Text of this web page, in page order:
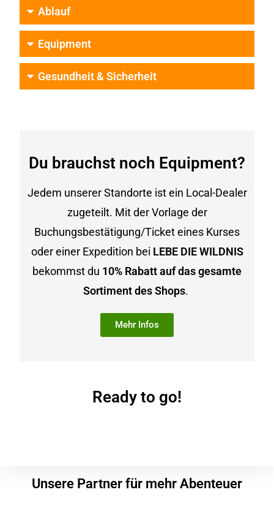
Ablauf
Equipment
Gesundheit & Sicherheit
Du brauchst noch Equipment?
Jedem unserer Standorte ist ein Local-Dealer
zugeteilt. Mit der Vorlage der
Buchungsbestätigung/Ticket eines Kurses
oder einer Expedition bei LEBE DIE WILDNIS
bekommst du 10% Rabatt auf das gesamte
Sortiment des Shops.
Mehr Infos
Ready to go!
Unsere Partner für mehr Abenteuer